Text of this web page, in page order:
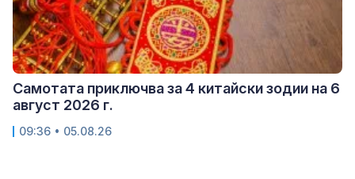
Самотата приключва за 4 китайски зодии на 6
август 2026 г.
09:36 • 05.08.26